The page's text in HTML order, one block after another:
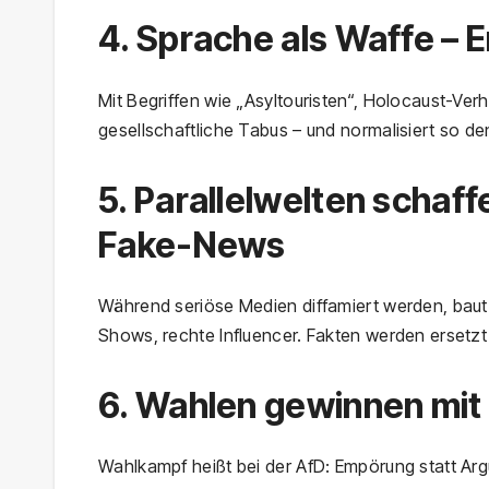
4. Sprache als Waffe –
Mit Begriffen wie „Asyltouristen“, Holocaust-
gesellschaftliche Tabus – und normalisiert so
5. Parallelwelten
Fake-News
Während seriöse Medien diffamiert werden,
Shows, rechte Influencer. Fakten werden
6. Wahlen gewinnen
Wahlkampf heißt bei der AfD: Empörung statt